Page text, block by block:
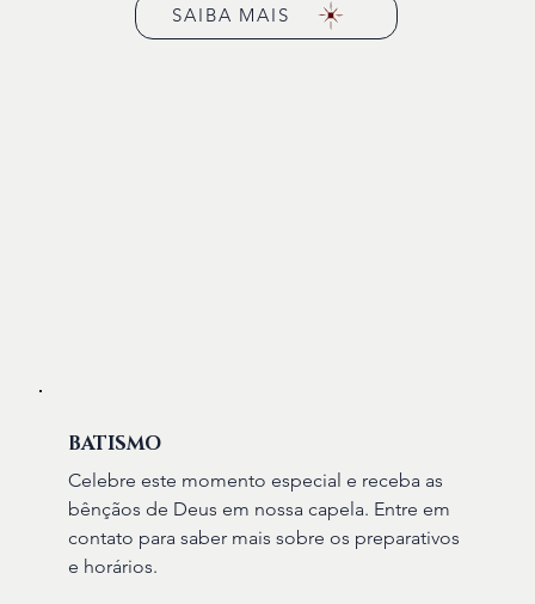
BATISMO
Celebre este momento especial e receba as
bênçãos de Deus em nossa capela. Entre em
contato para saber mais sobre os preparativos
e horários.
SAIBA MAIS